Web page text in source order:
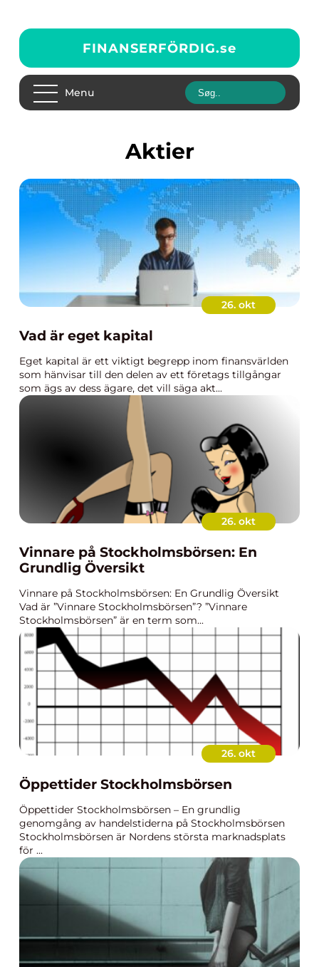
FINANSERFÖRDIG.se
Menu
Aktier
26. okt
Vad är eget kapital
Eget kapital är ett viktigt begrepp inom finansvärlden
som hänvisar till den delen av ett företags tillgångar
som ägs av dess ägare, det vill säga akt...
26. okt
Vinnare på Stockholmsbörsen: En
Grundlig Översikt
Vinnare på Stockholmsbörsen: En Grundlig Översikt
Vad är ”Vinnare Stockholmsbörsen”? ”Vinnare
Stockholmsbörsen” är en term som...
26. okt
Öppettider Stockholmsbörsen
Öppettider Stockholmsbörsen – En grundlig
genomgång av handelstiderna på Stockholmsbörsen
Stockholmsbörsen är Nordens största marknadsplats
för ...